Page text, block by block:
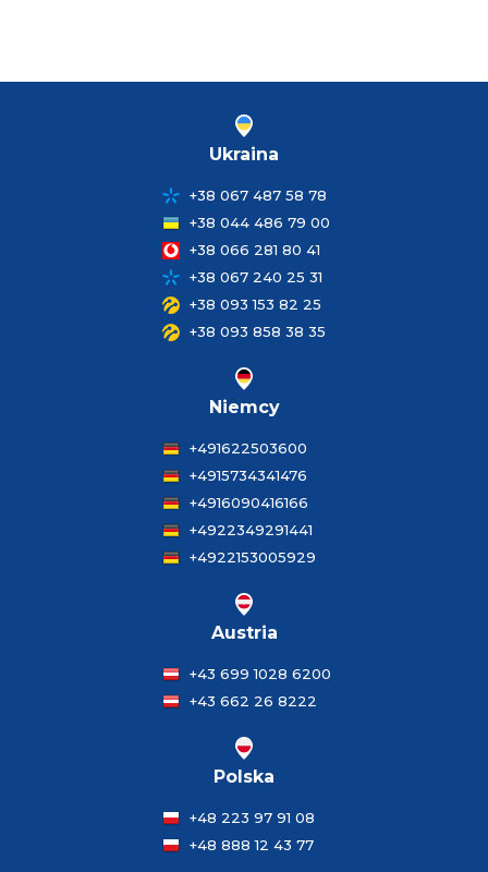
Ukraina
+38 067 487 58 78
+38 044 486 79 00
+38 066 281 80 41
+38 067 240 25 31
+38 093 153 82 25
+38 093 858 38 35
Niemcy
+491622503600
+4915734341476
+4916090416166
+4922349291441
+4922153005929
Austria
+43 699 1028 6200
+43 662 26 8222
Polska
+48 223 97 91 08
+48 888 12 43 77